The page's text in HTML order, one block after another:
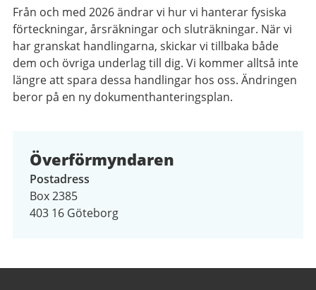
Från och med 2026 ändrar vi hur vi hanterar fysiska
förteckningar, årsräkningar och sluträkningar. När vi
har granskat handlingarna, skickar vi tillbaka både
dem och övriga underlag till dig. Vi kommer alltså inte
längre att spara dessa handlingar hos oss. Ändringen
beror på en ny dokumenthanteringsplan.
Överförmyndaren
Postadress
Box 2385
403 16 Göteborg